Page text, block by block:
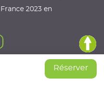
Réserver
2023 en
Conditions Générales|